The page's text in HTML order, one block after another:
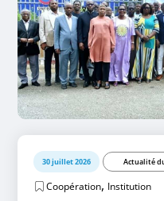
30 juillet 2026 Actualité
Coopération, Institution